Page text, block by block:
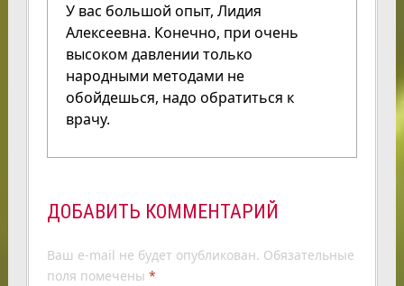
У вас большой опыт, Лидия
Алексеевна. Конечно, при очень
высоком давлении только
народными методами не
обойдешься, надо обратиться к
врачу.
ДОБАВИТЬ КОММЕНТАРИЙ
Ваш e-mail не будет опубликован. Обязательные
поля помечены *